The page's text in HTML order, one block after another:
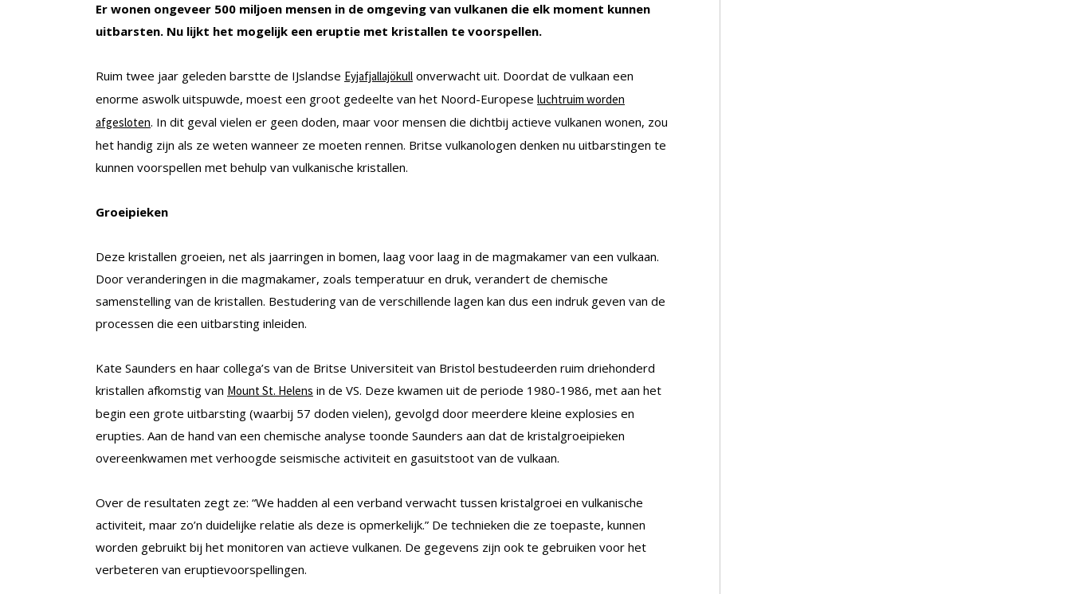
Er wonen ongeveer 500 miljoen mensen in de omgeving van vulkanen die elk moment kunnen
uitbarsten. Nu lijkt het mogelijk een eruptie met kristallen te voorspellen.
Ruim twee jaar geleden barstte de IJslandse Eyjafjallajökull onverwacht uit. Doordat de vulkaan een
enorme aswolk uitspuwde, moest een groot gedeelte van het Noord-Europese luchtruim worden
afgesloten. In dit geval vielen er geen doden, maar voor mensen die dichtbij actieve vulkanen wonen, zou
het handig zijn als ze weten wanneer ze moeten rennen. Britse vulkanologen denken nu uitbarstingen te
kunnen voorspellen met behulp van vulkanische kristallen.
Groeipieken
Deze kristallen groeien, net als jaarringen in bomen, laag voor laag in de magmakamer van een vulkaan.
Door veranderingen in die magmakamer, zoals temperatuur en druk, verandert de chemische
samenstelling van de kristallen. Bestudering van de verschillende lagen kan dus een indruk geven van de
processen die een uitbarsting inleiden.
Kate Saunders en haar collega’s van de Britse Universiteit van Bristol bestudeerden ruim driehonderd
kristallen afkomstig van Mount St. Helens in de VS. Deze kwamen uit de periode 1980-1986, met aan het
begin een grote uitbarsting (waarbij 57 doden vielen), gevolgd door meerdere kleine explosies en
erupties. Aan de hand van een chemische analyse toonde Saunders aan dat de kristalgroeipieken
overeenkwamen met verhoogde seismische activiteit en gasuitstoot van de vulkaan.
Over de resultaten zegt ze: “We hadden al een verband verwacht tussen kristalgroei en vulkanische
activiteit, maar zo’n duidelijke relatie als deze is opmerkelijk.” De technieken die ze toepaste, kunnen
worden gebruikt bij het monitoren van actieve vulkanen. De gegevens zijn ook te gebruiken voor het
verbeteren van eruptievoorspellingen.